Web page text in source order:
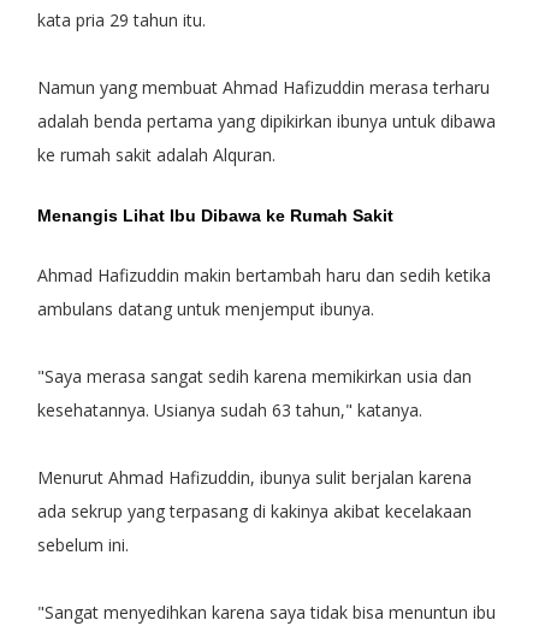
kata pria 29 tahun itu.
Namun yang membuat Ahmad Hafizuddin merasa terharu
adalah benda pertama yang dipikirkan ibunya untuk dibawa
ke rumah sakit adalah Alquran.
Menangis Lihat Ibu Dibawa ke Rumah Sakit
Ahmad Hafizuddin makin bertambah haru dan sedih ketika
ambulans datang untuk menjemput ibunya.
"Saya merasa sangat sedih karena memikirkan usia dan
kesehatannya. Usianya sudah 63 tahun," katanya.
Menurut Ahmad Hafizuddin, ibunya sulit berjalan karena
ada sekrup yang terpasang di kakinya akibat kecelakaan
sebelum ini.
"Sangat menyedihkan karena saya tidak bisa menuntun ibu